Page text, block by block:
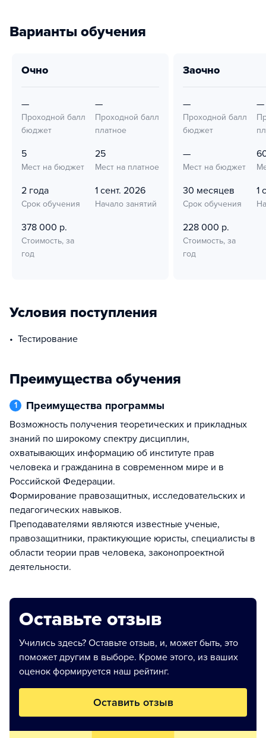
Варианты обучения
очно
—
Проходной балл
бюджет
—
Проходной балл
платное
5
Мест на бюджет
25
Мест на платное
2 года
Срок обучения
1 сент. 2026
Начало занятий
378 000 р.
Стоимость, за
год
заочно
—
Проходной балл
бюджет
—
—
Мест на бюджет
30 месяцев
Срок обучения
1
228 000 р.
Стоимость, за
год
Условия поступления
Тестирование
Преимущества обучения
1 Преимущества программы
Возможность получения теоретических и прикладных
знаний по широкому спектру дисциплин,
охватывающих информацию об институте прав
человека и гражданина в современном мире и в
Российской Федерации.
Формирование правозащитных, исследовательских и
педагогических навыков.
Преподавателями являются известные ученые,
правозащитники, практикующие юристы, специалисты в
области теории прав человека, законопроектной
деятельности.
Оставьте отзыв
Учились здесь? Оставьте отзыв, и, может быть, это
поможет другим в выборе. Кроме этого, из ваших
оценок формируется наш рейтинг.
Оставить отзыв